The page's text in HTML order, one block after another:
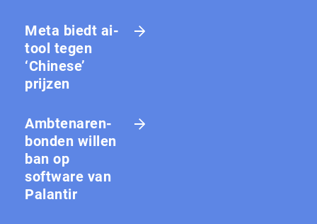
Meta biedt ai-
tool tegen
‘Chinese’
prijzen
Amb­te­na­ren­
bon­den willen
ban op
software van
Palantir